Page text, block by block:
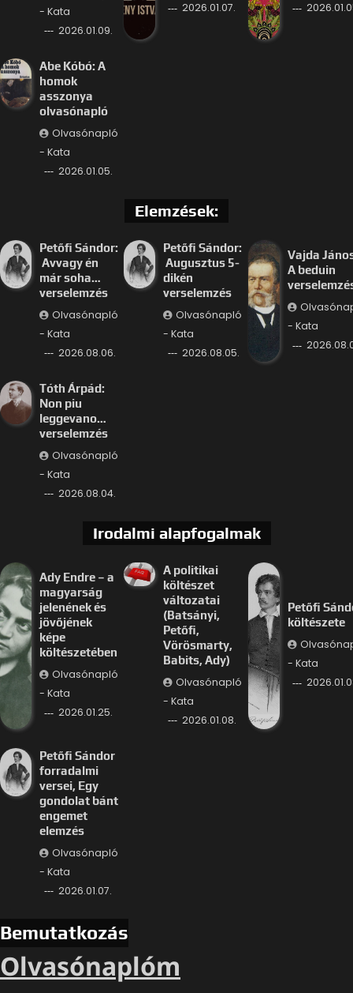
- Kata
2026.01.09.
2026.01.07.
Abe Kóbó: A
homok
asszonya
olvasónapló
Olvasónapló
- Kata
2026.01.05.
Elemzések:
Petőfi Sándor:
Avvagy én
már soha…
verselemzés
Olvasónapló
- Kata
2026.08.06.
Petőfi Sándor:
Augusztus 5-
dikén
verselemzés
Olvasónapló
- Kata
2026.08.05.
Vajda
A beduin
- Kata
Tóth Árpád:
Non piu
leggevano…
verselemzés
Olvasónapló
- Kata
2026.08.04.
Irodalmi alapfogalmak
Ady Endre – a
magyarság
jelenének és
jövőjének
képe
költészetében
Olvasónapló
- Kata
2026.01.25.
A politikai
költészet
változatai
(Batsányi,
Petőfi,
Vörösmarty,
Babits, Ady)
Olvasónapló
- Kata
2026.01.08.
Petőfi
költészete
- Kata
Petőfi Sándor
forradalmi
versei, Egy
gondolat bánt
engemet
elemzés
Olvasónapló
- Kata
2026.01.07.
Bemutatkozás
Olvasónaplóm